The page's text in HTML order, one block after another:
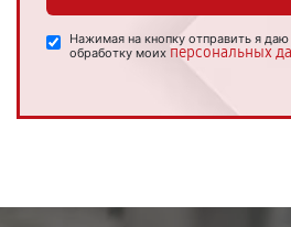
Нажимая на кнопку отправить я даю
обработку моих персональных